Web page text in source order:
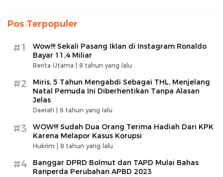
Pos Terpopuler
#1
Wow!!! Sekali Pasang Iklan di Instagram Ronaldo
Bayar 11,4 Miliar
Berita Utama | 8 tahun yang lalu
#2
Miris, 5 Tahun Mengabdi Sebagai THL, Menjelang
Natal Pemuda Ini Diberhentikan Tanpa Alasan
Jelas
Daerah | 6 tahun yang lalu
#3
WOW!!! Sudah Dua Orang Terima Hadiah Dari KPK
Karena Melapor Kasus Korupsi
Hukrim | 8 tahun yang lalu
#4
Banggar DPRD Bolmut dan TAPD Mulai Bahas
Ranperda Perubahan APBD 2023